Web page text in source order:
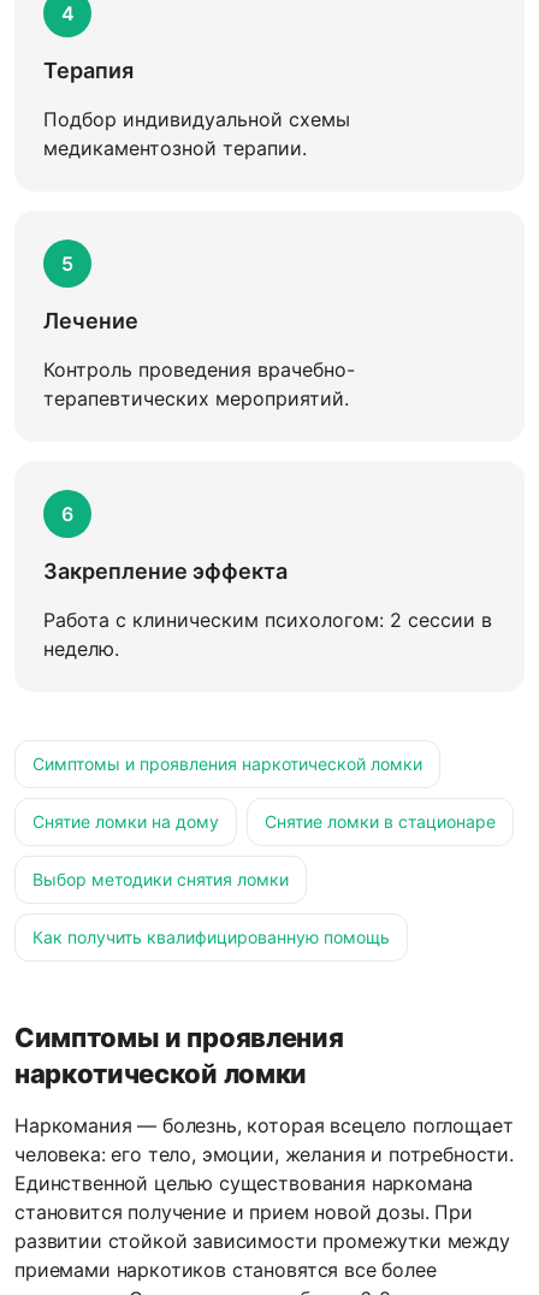
4
Терапия
Подбор индивидуальной схемы
медикаментозной терапии.
5
Лечение
Контроль проведения врачебно-
терапевтических мероприятий.
6
Закрепление эффекта
Работа с клиническим психологом: 2 сессии в
неделю.
Симптомы и проявления наркотической ломки
Снятие ломки на дому Снятие ломки в стационаре
Выбор методики снятия ломки
Как получить квалифицированную помощь
Симптомы и проявления
наркотической ломки
Наркомания — болезнь, которая всецело поглощает
человека: его тело, эмоции, желания и потребности.
Единственной целью существования наркомана
становится получение и прием новой дозы. При
развитии стойкой зависимости промежутки между
приемами наркотиков становятся все более